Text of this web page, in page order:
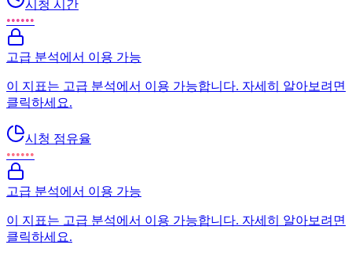
시청 시간
••••••
고급 분석에서 이용 가능
이 지표는 고급 분석에서 이용 가능합니다. 자세히 알아보려면
클릭하세요.
시청 점유율
••••••
고급 분석에서 이용 가능
이 지표는 고급 분석에서 이용 가능합니다. 자세히 알아보려면
클릭하세요.